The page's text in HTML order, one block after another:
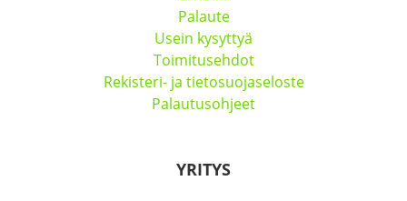
Palaute
Usein kysyttyä
Toimitusehdot
Rekisteri- ja tietosuojaseloste
Palautusohjeet
YRITYS